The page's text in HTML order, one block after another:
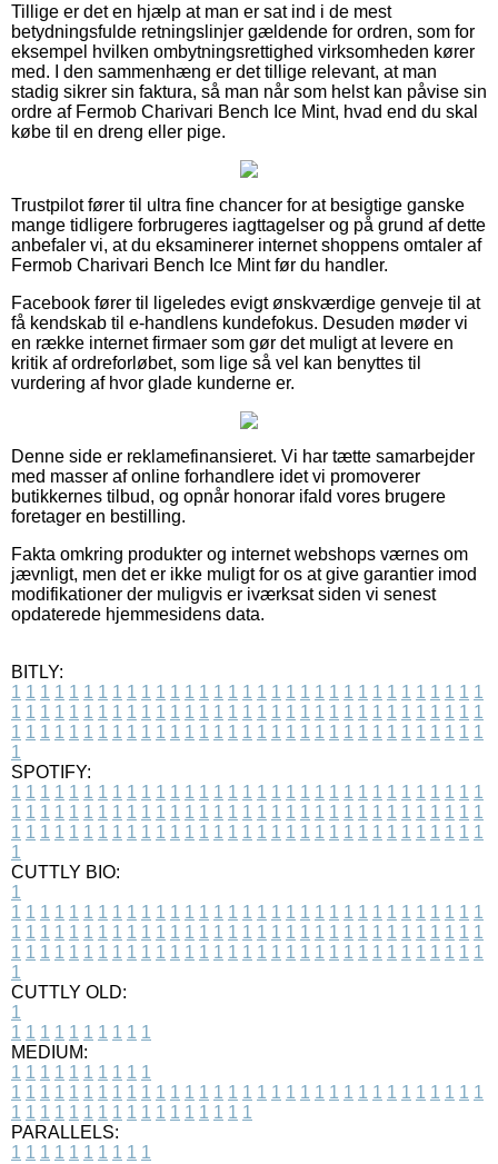
Tillige er det en hjælp at man er sat ind i de mest
betydningsfulde retningslinjer gældende for ordren, som for
eksempel hvilken ombytningsrettighed virksomheden kører
med. I den sammenhæng er det tillige relevant, at man
stadig sikrer sin faktura, så man når som helst kan påvise sin
ordre af Fermob Charivari Bench Ice Mint, hvad end du skal
købe til en dreng eller pige.
Trustpilot fører til ultra fine chancer for at besigtige ganske
mange tidligere forbrugeres iagttagelser og på grund af dette
anbefaler vi, at du eksaminerer internet shoppens omtaler af
Fermob Charivari Bench Ice Mint før du handler.
Facebook fører til ligeledes evigt ønskværdige genveje til at
få kendskab til e-handlens kundefokus. Desuden møder vi
en række internet firmaer som gør det muligt at levere en
kritik af ordreforløbet, som lige så vel kan benyttes til
vurdering af hvor glade kunderne er.
Denne side er reklamefinansieret. Vi har tætte samarbejder
med masser af online forhandlere idet vi promoverer
butikkernes tilbud, og opnår honorar ifald vores brugere
foretager en bestilling.
Fakta omkring produkter og internet webshops værnes om
jævnligt, men det er ikke muligt for os at give garantier imod
modifikationer der muligvis er iværksat siden vi senest
opdaterede hjemmesidens data.
BITLY:
1 1 1 1 1 1 1 1 1 1 1 1 1 1 1 1 1 1 1 1 1 1 1 1 1 1 1 1 1 1 1 1 1
1 1 1 1 1 1 1 1 1 1 1 1 1 1 1 1 1 1 1 1 1 1 1 1 1 1 1 1 1 1 1 1 1
1 1 1 1 1 1 1 1 1 1 1 1 1 1 1 1 1 1 1 1 1 1 1 1 1 1 1 1 1 1 1 1 1
1
SPOTIFY:
1 1 1 1 1 1 1 1 1 1 1 1 1 1 1 1 1 1 1 1 1 1 1 1 1 1 1 1 1 1 1 1 1
1 1 1 1 1 1 1 1 1 1 1 1 1 1 1 1 1 1 1 1 1 1 1 1 1 1 1 1 1 1 1 1 1
1 1 1 1 1 1 1 1 1 1 1 1 1 1 1 1 1 1 1 1 1 1 1 1 1 1 1 1 1 1 1 1 1
1
CUTTLY BIO:
1
1 1 1 1 1 1 1 1 1 1 1 1 1 1 1 1 1 1 1 1 1 1 1 1 1 1 1 1 1 1 1 1 1
1 1 1 1 1 1 1 1 1 1 1 1 1 1 1 1 1 1 1 1 1 1 1 1 1 1 1 1 1 1 1 1 1
1 1 1 1 1 1 1 1 1 1 1 1 1 1 1 1 1 1 1 1 1 1 1 1 1 1 1 1 1 1 1 1 1
1
CUTTLY OLD:
1
1 1 1 1 1 1 1 1 1 1
MEDIUM:
1 1 1 1 1 1 1 1 1 1
1 1 1 1 1 1 1 1 1 1 1 1 1 1 1 1 1 1 1 1 1 1 1 1 1 1 1 1 1 1 1 1 1
1 1 1 1 1 1 1 1 1 1 1 1 1 1 1 1 1
PARALLELS:
1 1 1 1 1 1 1 1 1 1